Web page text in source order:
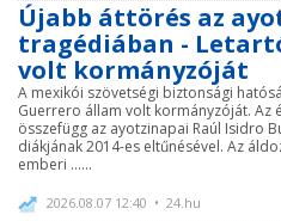
Újabb áttörés az
tragédiában -
volt kormányzóját
A mexikói szövetségi biztonsági
Guerrero állam volt kormányzóját. Az
összefügg az ayotzinapai Raúl Isidro
diákjának 2014-es eltűnésével. Az
emberi ......
2026.08.07 12:40 • 24.hu